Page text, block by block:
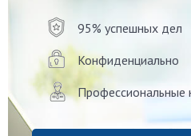
95% успешных дел
Конфиденциально
Профессиональные